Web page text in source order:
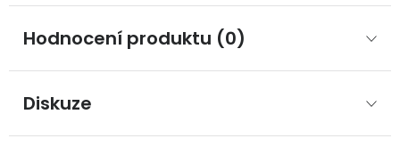
Hodnocení produktu (0)
Diskuze